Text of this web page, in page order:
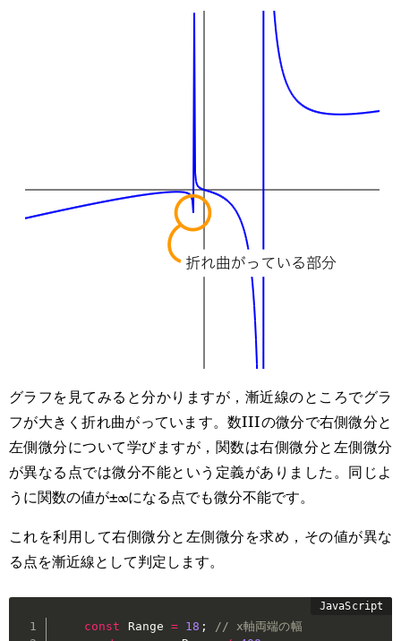
グラフを見てみると分かりますが，漸近線のところでグラ
フが大きく折れ曲がっています。数IIIの微分で右側微分と
左側微分について学びますが，関数は右側微分と左側微分
が異なる点では微分不能という定義がありました。同じよ
うに関数の値が±∞になる点でも微分不能です。
これを利用して右側微分と左側微分を求め，その値が異な
る点を漸近線として判定します。
const Range = 18 ;
// x軸両端の幅